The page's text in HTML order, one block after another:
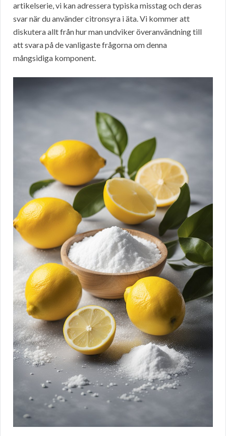
artikelserie, vi kan adressera typiska misstag och deras
svar när du använder citronsyra i äta. Vi kommer att
diskutera allt från hur man undviker överanvändning till
att svara på de vanligaste frågorna om denna
mångsidiga komponent.